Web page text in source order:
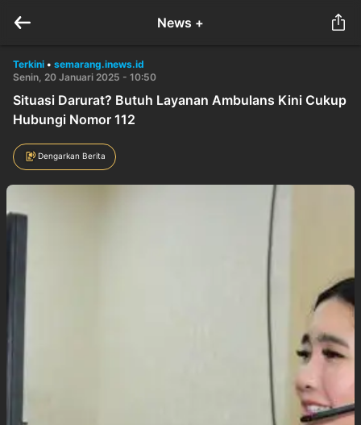
News +
Terkini • semarang.inews.id
Senin, 20 Januari 2025 - 10:50
Situasi Darurat? Butuh Layanan Ambulans Kini Cukup
Hubungi Nomor 112
Dengarkan Berita